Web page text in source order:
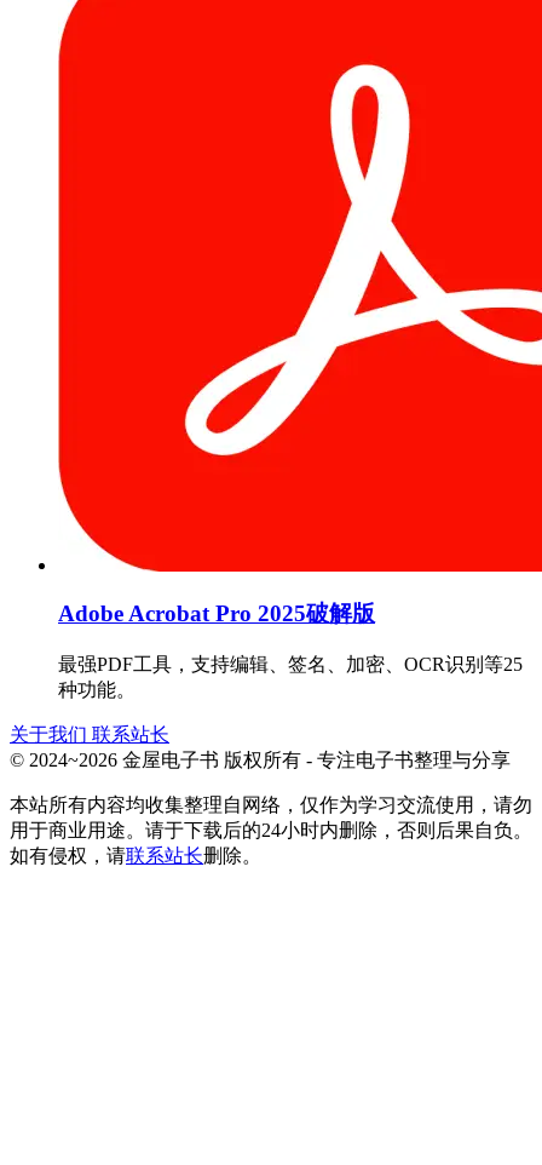
Adobe Acrobat Pro 2025破解版
最强PDF工具，支持编辑、签名、加密、OCR识别等25
种功能。
关于我们 联系站长
© 2024~2026 金屋电子书 版权所有 - 专注电子书整理与分享
本站所有内容均收集整理自网络，仅作为学习交流使用，请勿
用于商业用途。请于下载后的24小时内删除，否则后果自负。
如有侵权，请联系站长删除。